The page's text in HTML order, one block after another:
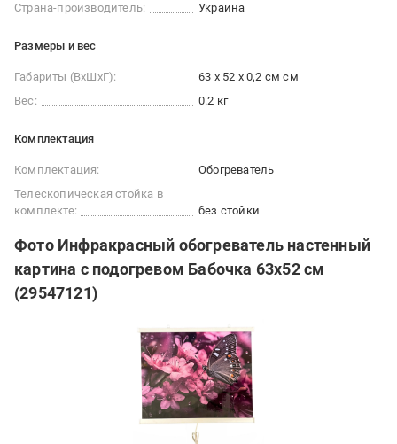
Страна-производитель:
Украина
Размеры и вес
Габариты (ВxШxГ):
63 х 52 х 0,2 см см
Вес:
0.2 кг
Комплектация
Комплектация:
Обогреватель
Телескопическая стойка в
комплекте:
без стойки
Фото Инфракрасный обогреватель настенный
картина с подогревом Бабочка 63х52 см
(29547121)